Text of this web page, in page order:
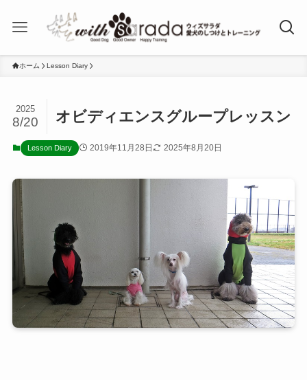
ホーム Lesson Diary
オビディエンスグループレッスン
2025
8/20
Lesson Diary 2019年11月28日 2025年8月20日